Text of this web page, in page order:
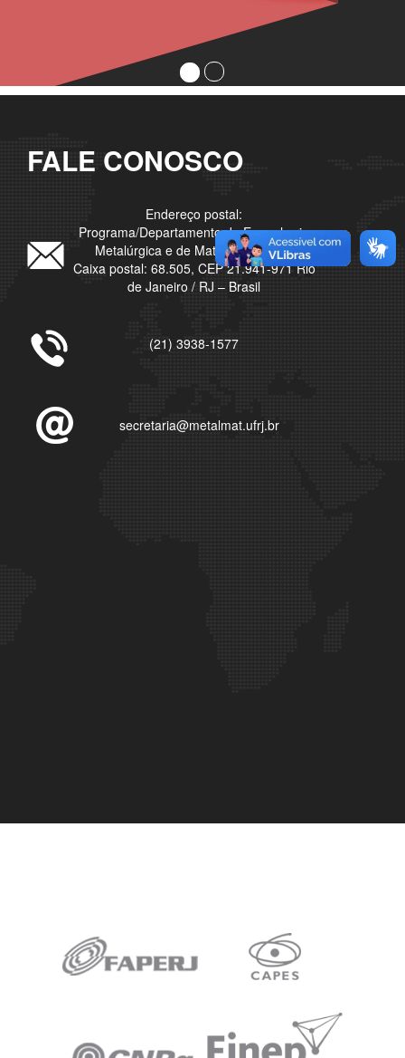
FALE CONOSCO
Endereço postal:
Programa/Departamento de Engenharia
Metalúrgica e de Materiais – UFRJ
Caixa postal: 68.505, CEP 21.941-971 Rio
de Janeiro / RJ – Brasil
(21) 3938-1577
secretaria@metalmat.ufrj.br